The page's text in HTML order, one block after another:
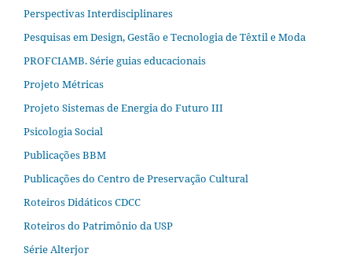
Perspectivas Interdisciplinares
Pesquisas em Design, Gestão e Tecnologia de Têxtil e Moda
PROFCIAMB. Série guias educacionais
Projeto Métricas
Projeto Sistemas de Energia do Futuro III
Psicologia Social
Publicações BBM
Publicações do Centro de Preservação Cultural
Roteiros Didáticos CDCC
Roteiros do Patrimônio da USP
Série Alterjor